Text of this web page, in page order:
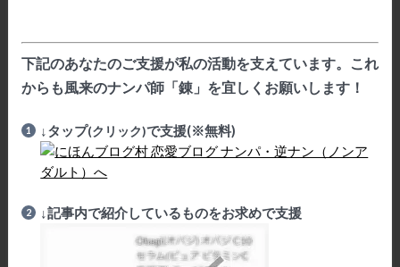
下記のあなたのご支援が私の活動を支えています。これ
からも風来のナンパ師「錬」を宜しくお願いします！
↓タップ(クリック)で支援(※無料)
↓記事内で紹介しているものをお求めで支援